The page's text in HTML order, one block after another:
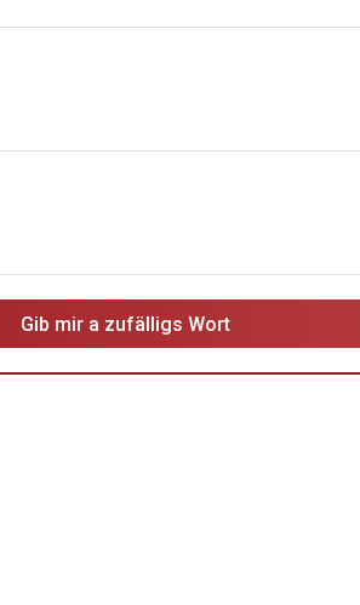
Gib mir a zufälligs Wort